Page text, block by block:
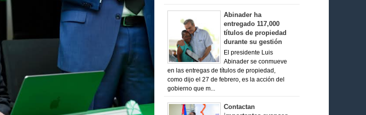
Abinader ha
entregado 117,000
títulos de propiedad
durante su gestión
El presidente Luis
Abinader se conmueve
en las entregas de títulos de propiedad,
como dijo el 27 de febrero, es la acción del
gobierno que m...
Contactan